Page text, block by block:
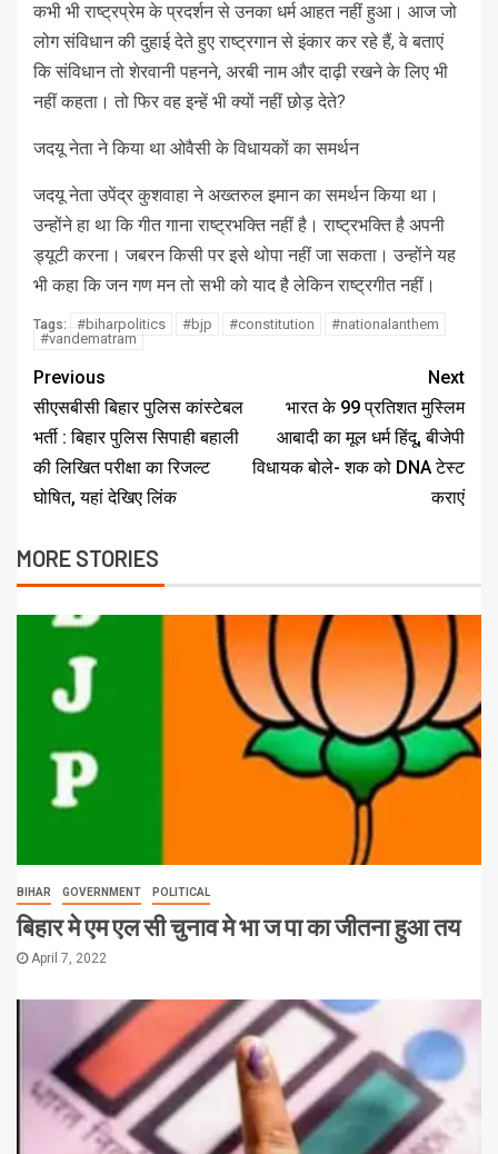
कभी भी राष्ट्रप्रेम के प्रदर्शन से उनका धर्म आहत नहीं हुआ। आज जो
लोग संविधान की दुहाई देते हुए राष्ट्रगान से इंकार कर रहे हैं, वे बताएं
कि संविधान तो शेरवानी पहनने, अरबी नाम और दाढ़ी रखने के लिए भी
नहीं कहता। तो फिर वह इन्हें भी क्यों नहीं छोड़ देते?
जदयू नेता ने किया था ओवैसी के विधायकों का समर्थन
जदयू नेता उपेंद्र कुशवाहा ने अख्‍तरुल इमान का समर्थन किया था।
उन्‍होंने हा था कि गीत गाना राष्‍ट्रभक्ति नहीं है। राष्‍ट्रभक्ति है अपनी
ड्यूटी करना। जबरन किसी पर इसे थोपा नहीं जा सकता। उन्‍होंने यह
भी कहा कि जन गण मन तो सभी को याद है लेकिन राष्‍ट्रगीत नहीं।
Tags: #biharpolitics #bjp #constitution
#nationalanthem
#vandematram
Previous
सीएसबीसी बिहार पुलिस कांस्टेबल
भर्ती : बिहार पुलिस सिपाही बहाली
की लिखित परीक्षा का रिजल्ट
घोषित, यहां देखिए लिंक
Next
भारत के 99 प्रतिशत मुस्लिम
आबादी का मूल धर्म हिंदू, बीजेपी
विधायक बोले- शक को DNA टेस्ट
कराएं
MORE STORIES
BIHAR GOVERNMENT POLITICAL
बिहार मे एम एल सी चुनाव मे भा ज पा का जीतना हुआ तय
April 7, 2022